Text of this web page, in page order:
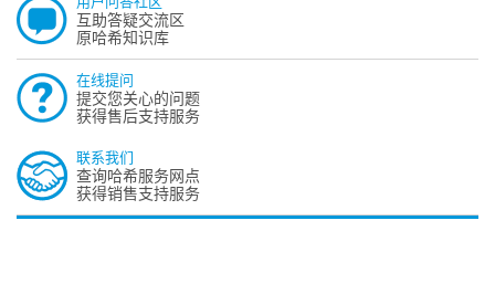
互助答疑交流区
原哈希知识库
在线提问
提交您关心的问题
获得售后支持服务
联系我们
查询哈希服务网点
获得销售支持服务